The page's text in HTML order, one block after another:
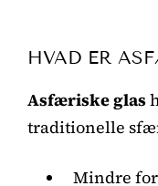
HVAD ER
Asfæriske glas
traditionelle
Mindre